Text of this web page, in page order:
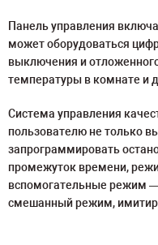
Панель управления
может оборудоваться
выключения и
температуры в комнате и
Система управления
пользователю не только
запрограммировать
промежуток времени,
вспомогательные режим
смешанный режим,